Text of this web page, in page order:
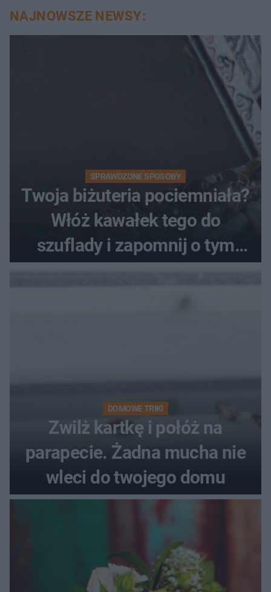
NAJNOWSZE NEWSY:
SPRAWDZONE SPOSOBY
Twoja biżuteria pociemniała?
Włóż kawałek tego do
szuflady i zapomnij o tym
problemie. Sposób na
DOMOWE TRIKI
Zwilż kartkę i połóż na
parapecie. Żadna mucha nie
wleci do twojego domu